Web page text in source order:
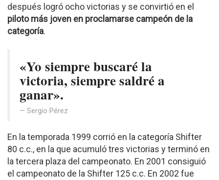
después logró ocho victorias y se convirtió en el
piloto más joven en proclamarse campeón de la
categoría.
«Yo siempre buscaré la
victoria, siempre saldré a
ganar».
Sergio Pérez
En la temporada 1999 corrió en la categoría Shifter
80 c.c., en la que acumuló tres victorias y terminó en
la tercera plaza del campeonato. En 2001 consiguió
el campeonato de la Shifter 125 c.c. En 2002 fue